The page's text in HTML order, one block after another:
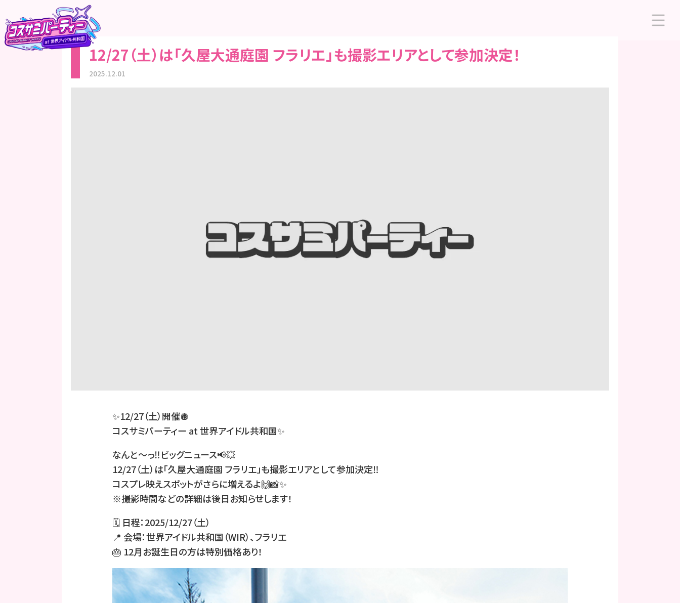
12/27（土）は「久屋大通庭園 フラリエ」も撮影エリアとして参加決定！
2025.12.01
✨12/27（土）開催🪩
コスサミパーティー at 世界アイドル共和国✨
なんと〜っ‼️ビッグニュース📢💥
12/27（土）は「久屋大通庭園 フラリエ」も撮影エリアとして参加決定‼️
コスプレ映えスポットがさらに増えるよ🙌📸✨
※撮影時間などの詳細は後日お知らせします！
🗓 日程：2025/12/27（土）
📍 会場：世界アイドル共和国（WIR）、フラリエ
🎂 12月お誕生日の方は特別価格あり！